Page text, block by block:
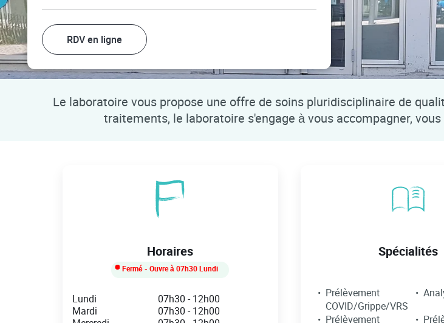
RDV en ligne
Le laboratoire vous propose une offre de soins pluridisciplinaire de
traitements, le laboratoire s'engage à vous accompagner,
Horaires
Fermé- Ouvre à 07h30 Lundi
Day of the Week Hours
Lundi 07h30 -12h00
Mardi
07h30 -12h00
Spécialités
Prélèvement
COVID/Grippe/VRS
Prélèvement